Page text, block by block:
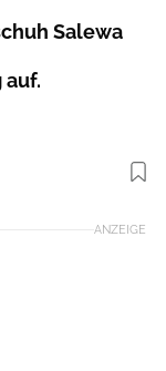
Salewa
auf.
Foto: Boris Gnielka
ANZEIGE